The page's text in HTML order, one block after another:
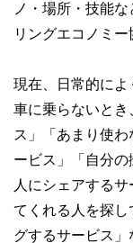
ノ・場所・技能
リングエコノミー
現在、日常的に
車に乗らないと
ス」「あまり使
ービス」「自分
人にシェアする
てくれる人を探
グするサービス」